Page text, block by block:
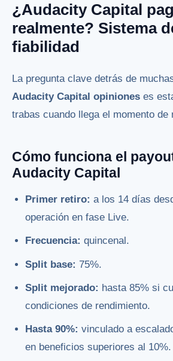
¿Audacity Capital
realmente? Sistema
fiabilidad
La pregunta clave detrás de
Audacity Capital opiniones es
trabas cuando llega el momento de
Cómo funciona el
Audacity Capital
Primer retiro: a los 14 días
operación en fase Live.
Frecuencia: quincenal.
Split base: 75%.
Split mejorado: hasta 85% si
condiciones de rendimiento.
Hasta 90%: vinculado a
en beneficios superiores al 10%.